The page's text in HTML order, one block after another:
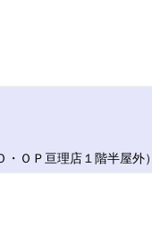
ＯＰ亘理店１階半屋外）